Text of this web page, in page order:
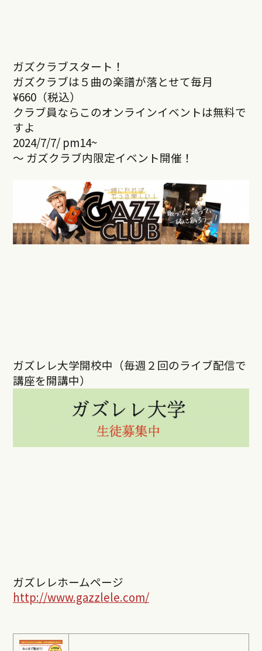
ガズクラブスタート！
ガズクラブは５曲の楽譜が落とせて毎月
¥660（税込）
クラブ員ならこのオンラインイベントは無料で
すよ
2024/7/7/ pm14~
～ ガズクラブ内限定イベント開催！
ガズレレ大学開校中（毎週２回のライブ配信で
講座を開講中）
ガズレレホームページ
http://www.gazzlele.com/